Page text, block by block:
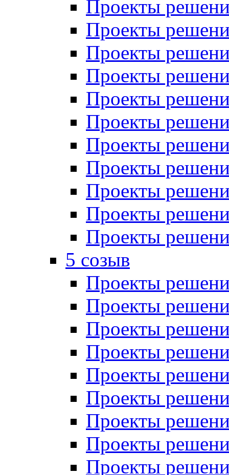
Проекты
Проекты
Проекты
Проекты
Проекты
Проекты
Проекты
Проекты
Проекты
Проекты
Проекты
5 созыв
Проекты
Проекты
Проекты
Проекты
Проекты
Проекты
Проекты
Проекты
Проекты